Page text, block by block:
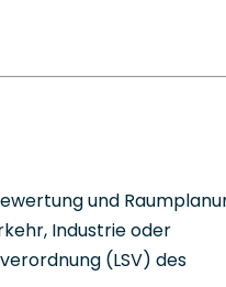
und
Industrie oder
(LSV) des